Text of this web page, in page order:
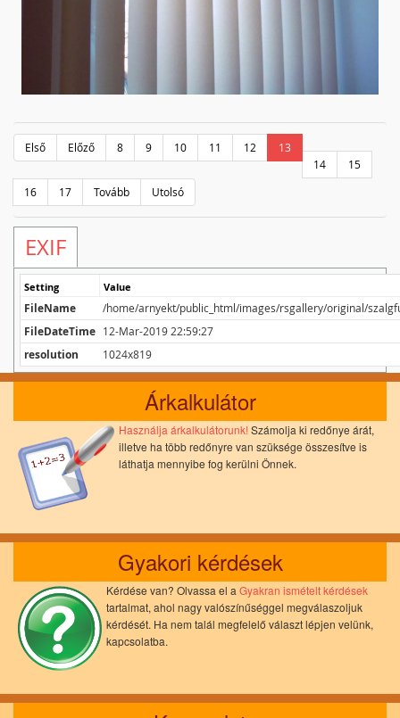
Első Előző 8 9 10 11 12
13
14
15
16
17 Tovább Utolsó
EXIF
Setting Value
FileName /home/arnyekt/public_html/images/rsgallery/original/
FileDateTime 12-Mar-2019 22:59:27
resolution 1024x819
Árkalkulátor
Használja árkalkulátorunk! Számolja ki redőnye árát,
illetve ha több redőnyre van szüksége összesítve is
láthatja mennyibe fog kerülni Önnek.
Gyakori kérdések
Kérdése van? Olvassa el a Gyakran ismételt kérdések
tartalmat, ahol nagy valószínűséggel megválaszoljuk
kérdését. Ha nem talál megfelelő választ lépjen velünk,
kapcsolatba.